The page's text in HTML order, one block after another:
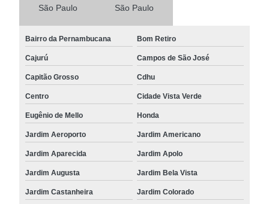
São Paulo São Paulo
Bairro da Pernambucana Bom Retiro
Cajurú Campos de São José
Capitão Grosso Cdhu
Centro Cidade Vista Verde
Eugênio de Mello Honda
Jardim Aeroporto Jardim Americano
Jardim Aparecida Jardim Apolo
Jardim Augusta Jardim Bela Vista
Jardim Castanheira Jardim Colorado